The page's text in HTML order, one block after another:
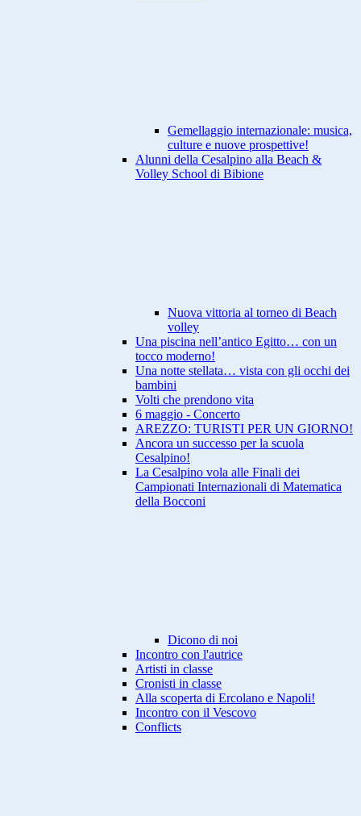
Gemellaggio internazionale: musica,
culture e nuove prospettive!
Alunni della Cesalpino alla Beach &
Volley School di Bibione
Nuova vittoria al torneo di Beach
volley
Una piscina nell’antico Egitto… con un
tocco moderno!
Una notte stellata… vista con gli occhi dei
bambini
Volti che prendono vita
6 maggio - Concerto
AREZZO: TURISTI PER UN GIORNO!
Ancora un successo per la scuola
Cesalpino!
La Cesalpino vola alle Finali dei
Campionati Internazionali di Matematica
della Bocconi
Dicono di noi
Incontro con l'autrice
Artisti in classe
Cronisti in classe
Alla scoperta di Ercolano e Napoli!
Incontro con il Vescovo
Conflicts